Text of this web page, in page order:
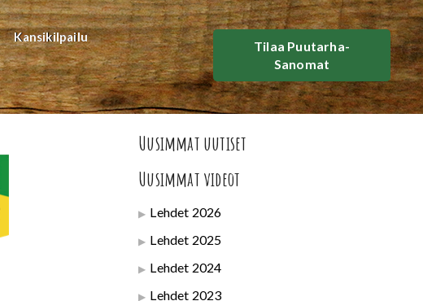
Kansikilpailu
Tilaa Puutarha-
Sanomat
Uusimmat uutiset
Uusimmat videot
Lehdet 2026
Lehdet 2025
Lehdet 2024
Lehdet 2023